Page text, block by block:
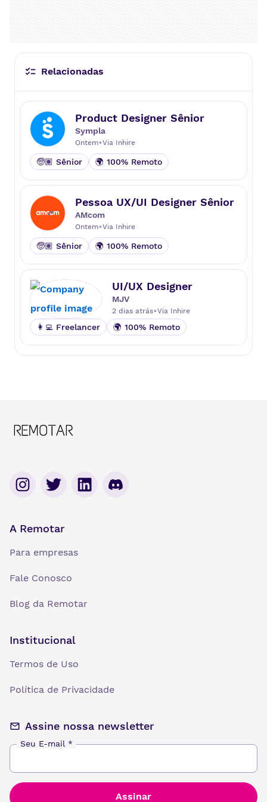
ealmente transformam negócios. Se você busc
a uma empresa em constante evolução, apaix
onada por tecnologia e que valoriza o desenvo
lvimento de seus colaboradores, o seu lugar p
ode ser aqui. Junte-se à Extractta e venha con
Relacionadas
Product Designer Sênior
Sympla
Ontem•Via Inhire
🧓🏽 Sênior 🌍 100% Remoto
Pessoa UX/UI Designer Sênior
AMcom
Ontem•Via Inhire
🧓🏽 Sênior 🌍 100% Remoto
UI/UX Designer
MJV
2 dias atrás•Via Inhire
👩‍💻 Freelancer 🌍 100% Remoto
A Remotar
Para empresas
Fale Conosco
Blog da Remotar
Institucional
Termos de Uso
Política de Privacidade
Assine nossa newsletter
Seu E-mail *